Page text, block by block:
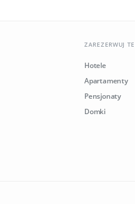
ZAREZERWUJ
Hotele
Apartamenty
Pensjonaty
Domki